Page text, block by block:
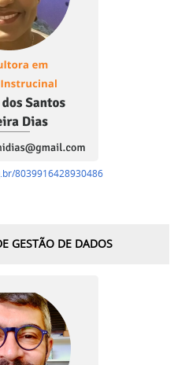
8039916428930486
GESTÃO DE DADOS